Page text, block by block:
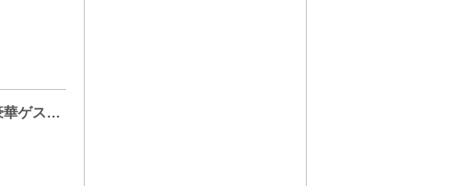
『イ・スンギのチプサ​ブイルチェ～師匠に弟子入り』『覆面歌王』​豪華ゲスト続々登場！